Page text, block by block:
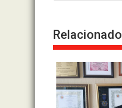
Relacionado